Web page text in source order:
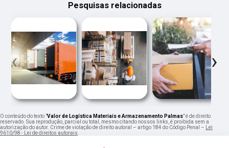
Pesquisas relacionadas
‹ ›
O conteúdo do texto "Valor de Logística Materiais e Armazenamento Palmas" é de direito
reservado. Sua reprodução, parcial ou total, mesmo citando nossos links, é proibida sem a
autorização do autor. Crime de violação de direito autoral – artigo 184 do Código Penal – Lei
9610/98 - Lei de direitos autorais.